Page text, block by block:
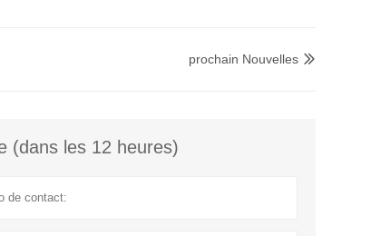

prochain Nouvelles
(dans les 12 heures)